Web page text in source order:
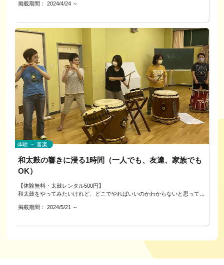
・日本語を勉強する理由を聞きます。
・レッスンの希望日時を教えてください。
個人様又は企業様からのご依頼お待ちしています！
【略歴】
・夫の仕事で数年在米歴有
・現地図書館にて日本語教室のボランティアに約４年間参加
（会話クラスを担当）
・現地の大学にて日本語教授法の夏季講習を受講（修了書有）
・帰国後、日本語教師養成講座を受講（修了書有）
・2022年～語学アプリ等でオンラインで日本語を教えています。
（語学アプリ内レッスン回数300以上）
アメリカに住んでいた際、外国で生活することの大変さを色々経験しまし
そんな中、英語を勉強することでたくさんの外国人の友人ができました。
また日本の良いところを改めて認識することができ、素晴らしい経験ができ
日本語を勉強したい人にも言語を勉強する楽しさ、素晴らしさを体験してほ
しいと思っています。
まずは気軽にお問合せください!!
「フレイル予防カフェほっこりんご」は少人数制で気軽に集える場所です。
会話やドリンクをお楽しみいただき、タッチセラピーにほっこりしません
か？
シニア世代の方以外にも、介護されている家族様のリフレッシュとしてもぜ
ひご利用ください。
※要予約制です
◾️ほっこりんごで期待できるフレイル予防
・人と関わることや、肌と肌の触れ合い、キレイやおしゃれを楽しむ時間
が
前向きな気持ちとなり、生きがい、健康寿命延伸、認知症予防に繋がる
ことが
期待できます
◾️この様な方へおすすめです
・外出機会が減り家に閉じこもりがち
・おしゃれや美容に興味があったが、遠のいてしまっている
・物忘れが増えてきた…
・お困りや不安を聞いて欲しい
・介護疲れがありリフレッシュしたい
◾️タッチセラピー内容
・フェイシャルケア
・ハンドケア
・フットケア
掲載期間： 2024/4/24 ～
体験 － 音楽
和太鼓の響きに浸る1時間（一人でも、友達、家族でも
OK）
【体験無料・太鼓レンタル500円】
和太鼓をやってみたいけれど、どこでやればいいのかわからないと思ってい
やったことがない人にこそお勧め、自分も太鼓打ちになった気分を味わえま
初心者の方は、もちろん。お一人でも、友達と一緒でも、ご家族でも、1回
動きやすい服装であれば、手ぶらで参加できます。水分補給のための飲み物
掲載期間： 2024/5/21 ～